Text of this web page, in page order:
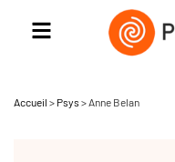
Accueil > Psys > Anne Belan